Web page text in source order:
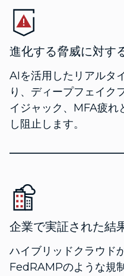
進化する脅威に対す
AIを活用したリアルタ
り、ディープフェイク
イジャック、MFA疲れ
し阻止します。
企業で実証された結
ハイブリッドクラウド
FedRAMPのような規